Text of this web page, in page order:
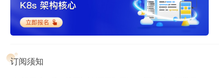
2. 搭建并优化 Prometheus
这个部分老师会带你搭建 Prometheus 这个监控系统，剖析它
的关键设计，并给出 Prometheus 薄弱环节的解决方案。让你
有个感性认识的同时，帮助你理解监控系统的相关设计。
订阅须知